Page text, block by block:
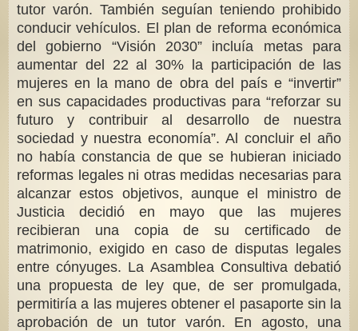
tutor varón. También seguían teniendo prohibido
conducir vehículos. El plan de reforma económica
del gobierno “Visión 2030” incluía metas para
aumentar del 22 al 30% la participación de las
mujeres en la mano de obra del país e “invertir”
en sus capacidades productivas para “reforzar su
futuro y contribuir al desarrollo de nuestra
sociedad y nuestra economía”. Al concluir el año
no había constancia de que se hubieran iniciado
reformas legales ni otras medidas necesarias para
alcanzar estos objetivos, aunque el ministro de
Justicia decidió en mayo que las mujeres
recibieran una copia de su certificado de
matrimonio, exigido en caso de disputas legales
entre cónyuges. La Asamblea Consultiva debatió
una propuesta de ley que, de ser promulgada,
permitiría a las mujeres obtener el pasaporte sin la
aprobación de un tutor varón. En agosto, una